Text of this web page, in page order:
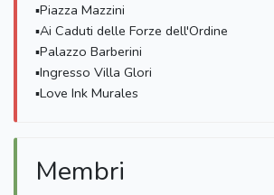
▪Piazza Mazzini
▪Ai Caduti delle Forze dell'Ordine
▪Palazzo Barberini
▪Ingresso Villa Glori
▪Love Ink Murales
Membri